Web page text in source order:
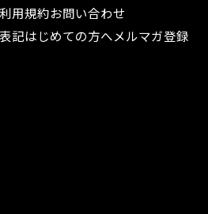
利用規約お問い合わせ
記はじめての方へメルマガ登録